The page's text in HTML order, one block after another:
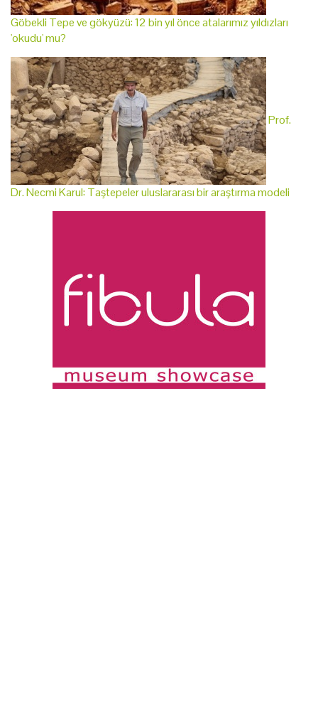
Göbekli Tepe ve gökyüzü: 12 bin yıl önce atalarımız yıldızları
'okudu' mu?
Prof.
Dr. Necmi Karul: Taştepeler uluslararası bir araştırma modeli